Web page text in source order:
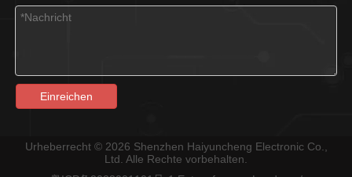
Einreichen
Urheberrecht © 2026 Shenzhen Haiyuncheng Electronic Co.,
Ltd. Alle Rechte vorbehalten.